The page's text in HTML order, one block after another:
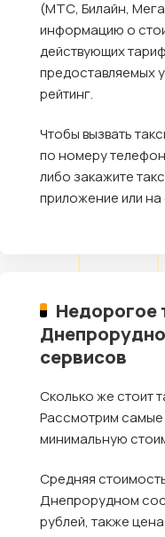
(МТС, Билайн,
информацию о
действующих
предоставляемых
рейтинг.
Чтобы вызвать
по номеру
либо закажите
приложение или
Недорогое
сервисов
Сколько же стоит
Рассмотрим самые
минимальную
Средняя
Днепрорудном
рублей, также